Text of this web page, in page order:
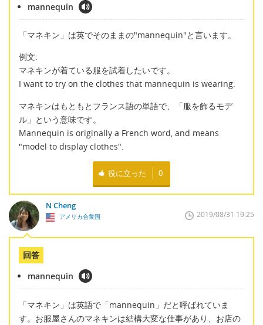
mannequin
「マネキン」は英でそのままの"mannequin"と言います。
例文:
マネキンが着ている服を試着したいです。
I want to try on the clothes that mannequin is wearing.
マネキンはもともとフランス語の単語で、「服を飾るモデ
ル」という意味です。
Mannequin is originally a French word, and means
"model to display clothes".
役に立った 0
N Cheng
アメリカ合衆国 2019/08/31 19:25
回答
mannequin
「マネキン」は英語で「mannequin」だと呼ばれていま
す。お服屋さんのマネキンは結構大変な仕事があり、お店の